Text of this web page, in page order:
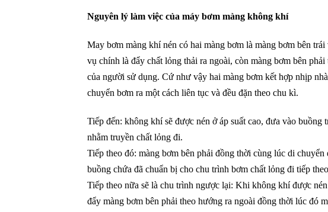
Nguyên lý làm việc của máy bơm màng không khí
May bơm màng khí nén có hai màng bơm là màng bơm bên
vụ chính là đẩy chất lỏng thải ra ngoài, còn màng bơm bên
của người sử dụng. Cứ như vậy hai màng bơm kết hợp nhịp
chuyển bơm ra một cách liên tục và đều đặn theo chu kì.
Tiếp đến: không khí sẽ được nén ở áp suất cao, đưa vào
nhằm truyền chất lỏng đi.
Tiếp theo đó: màng bơm bên phải đồng thời cùng lúc di
buồng chứa đã chuẩn bị cho chu trình bơm chất lỏng đi tiếp
Tiếp theo nữa sẽ là chu trình ngược lại: Khi không khí được
đẩy màng bơm bên phải theo hướng ra ngoài đồng thời lúc đó